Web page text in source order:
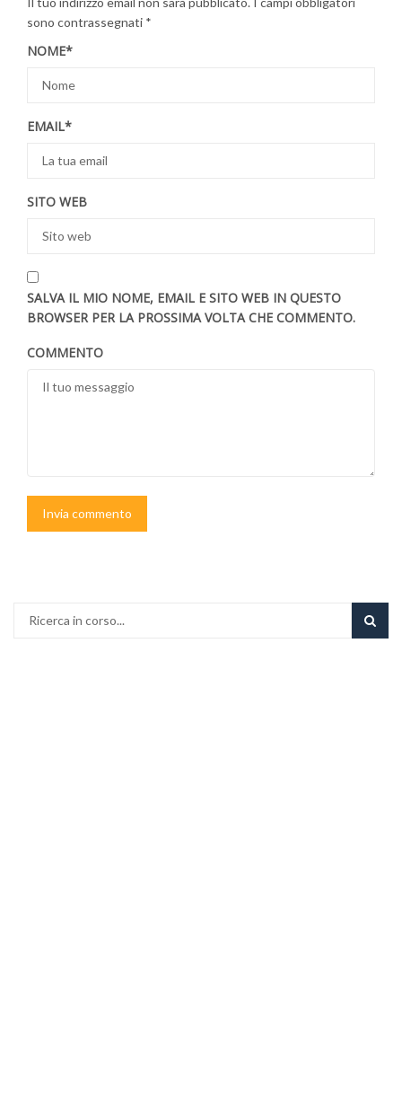
sono contrassegnati *
NOME*
EMAIL*
SITO WEB
SALVA IL MIO NOME, EMAIL E SITO WEB IN QUESTO
BROWSER PER LA PROSSIMA VOLTA CHE COMMENTO.
COMMENTO